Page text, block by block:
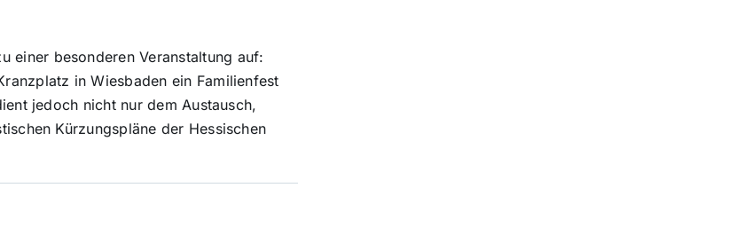
einer besonderen Veranstaltung auf:
in Wiesbaden ein Familienfest
jedoch nicht nur dem Austausch,
Kürzungspläne der Hessischen